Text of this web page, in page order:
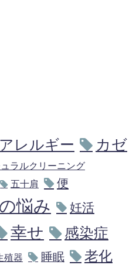
アレルギー カゼ
ラルクリーニング
五十肩 便
悩み 妊活
幸せ 感染症
殖器 睡眠 老化